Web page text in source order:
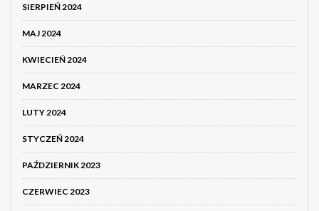
SIERPIEŃ 2024
MAJ 2024
KWIECIEŃ 2024
MARZEC 2024
LUTY 2024
STYCZEŃ 2024
PAŹDZIERNIK 2023
CZERWIEC 2023